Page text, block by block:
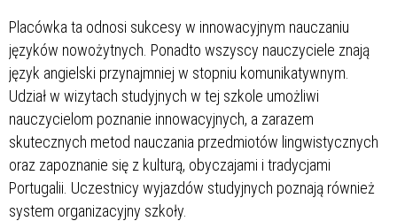
Placówka ta odnosi sukcesy w innowacyjnym nauczaniu
języków nowożytnych. Ponadto wszyscy nauczyciele znają
język angielski przynajmniej w stopniu komunikatywnym.
Udział w wizytach studyjnych w tej szkole umożliwi
nauczycielom poznanie innowacyjnych, a zarazem
skutecznych metod nauczania przedmiotów lingwistycznych
oraz zapoznanie się z kulturą, obyczajami i tradycjami
Portugalii. Uczestnicy wyjazdów studyjnych poznają również
system organizacyjny szkoły.